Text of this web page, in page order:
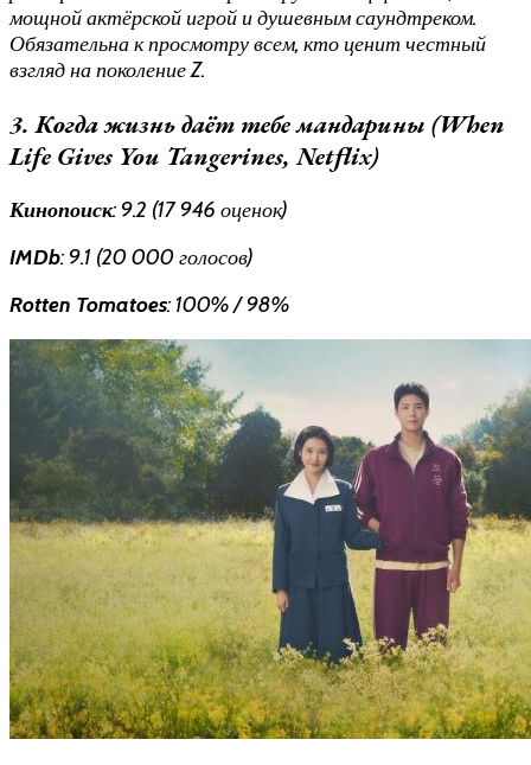
мощной актёрской игрой и душевным саундтреком.
Обязательна к просмотру всем, кто ценит честный
взгляд на поколение Z.
3. Когда жизнь даёт тебе мандарины (When
Life Gives You Tangerines, Netflix)
Кинопоиск: 9.2 (17 946 оценок)
IMDb: 9.1 (20 000 голосов)
Rotten Tomatoes: 100% / 98%